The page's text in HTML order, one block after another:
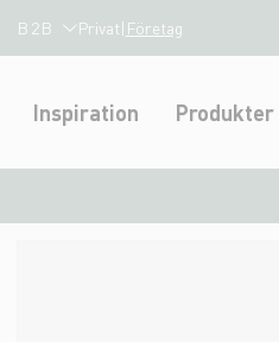
B2B Privat| Företag
Inspiration Produkter